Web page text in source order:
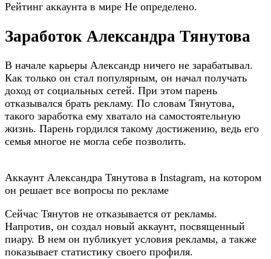
Рейтинг аккаунта в мире Не определено.
Заработок Александра Тянутова
В начале карьеры Александр ничего не зарабатывал.
Как только он стал популярным, он начал получать
доход от социальных сетей. При этом парень
отказывался брать рекламу. По словам Тянутова,
такого заработка ему хватало на самостоятельную
жизнь. Парень гордился такому достижению, ведь его
семья многое не могла себе позволить.
Аккаунт Александра Тянутова в Instagram, на котором
он решает все вопросы по рекламе
Сейчас Тянутов не отказывается от рекламы.
Напротив, он создал новый аккаунт, посвященный
пиару. В нем он публикует условия рекламы, а также
показывает статистику своего профиля.